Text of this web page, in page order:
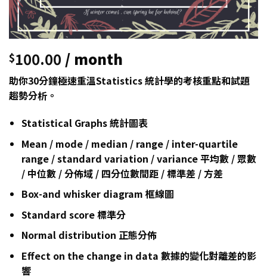
$100.00 / month
助你30分鐘極速重溫Statistics 統計學的考核重點和試題
趨勢分析。
Statistical Graphs 統計圖表
Mean / mode / median / range / inter-quartile
range / standard variation / variance 平均數 / 眾數
/ 中位數 / 分佈域 / 四分位數間距 / 標準差 / 方差
Box-and whisker diagram 框線圖
Standard score 標準分
Normal distribution 正態分佈
Effect on the change in data 數據的變化對離差的影
響